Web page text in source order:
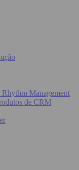
Management
de CRM